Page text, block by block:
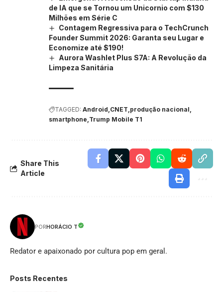
de IA que se Tornou um Unicornio com $130
Milhões em Série C
Contagem Regressiva para o TechCrunch
Founder Summit 2026: Garanta seu Lugar e
Economize até $190!
Aurora Washlet Plus S7A: A Revolução da
Limpeza Sanitária
TAGGED: Android CNET produção nacional
smartphone Trump Mobile T1
Share This
Article
PORHORÁCIO T
Redator e apaixonado por cultura pop em geral.
Posts Recentes